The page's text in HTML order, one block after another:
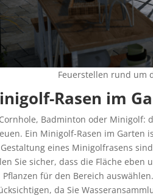
Feuerstellen rund um
Rasen im
Badminton oder Minigolf:
Ein Minigolf-Rasen im Garten
eines Minigolfrasens
Sie sicher, dass die Fläche
Pflanzen für den Bereich
da Sie